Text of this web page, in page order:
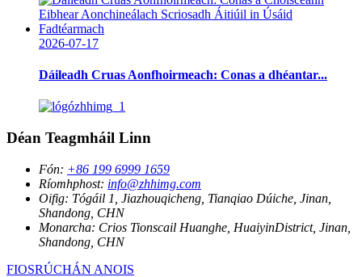
2026-07-17
Dáileadh Cruas Aonfhoirmeach: Conas a dhéantar...
Déan Teagmháil Linn
Fón: +86 199 6999 1659
Ríomhphost: info@zhhimg.com
Oifig: Tógáil 1, Jiazhouqicheng, Tianqiao Dúiche, Jinan,
Shandong, CHN
Monarcha: Crios Tionscail Huanghe, HuaiyinDistrict, Jinan,
Shandong, CHN
FIOSRÚCHÁN ANOIS